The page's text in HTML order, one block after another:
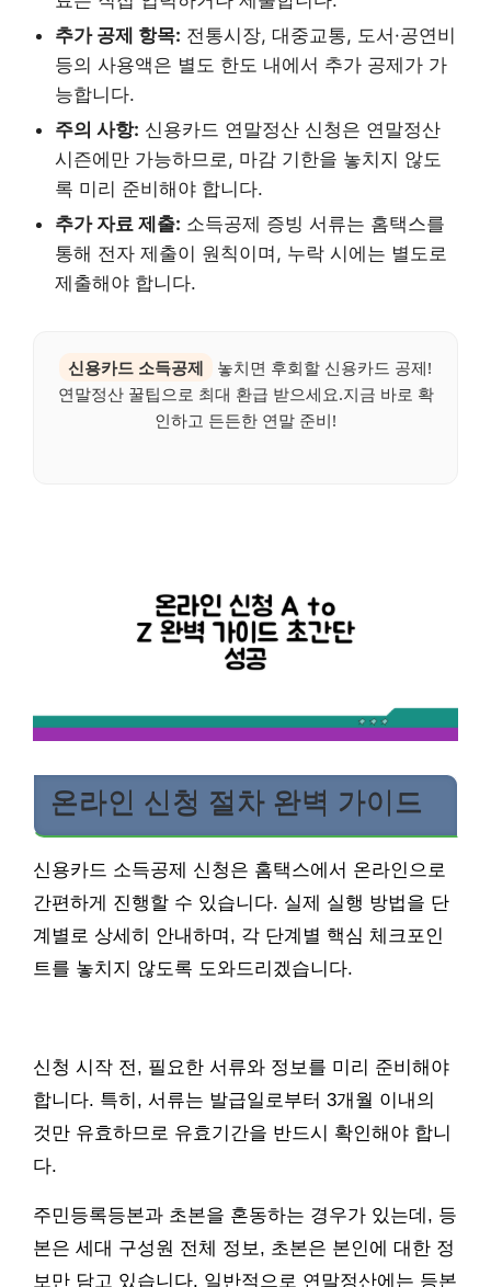
추가 공제 항목: 전통시장, 대중교통, 도서·공연비
등의 사용액은 별도 한도 내에서 추가 공제가 가
능합니다.
주의 사항: 신용카드 연말정산 신청은 연말정산
시즌에만 가능하므로, 마감 기한을 놓치지 않도
록 미리 준비해야 합니다.
추가 자료 제출: 소득공제 증빙 서류는 홈택스를
통해 전자 제출이 원칙이며, 누락 시에는 별도로
제출해야 합니다.
신용카드 소득공제
놓치면 후회할 신용카드 공제!
연말정산 꿀팁으로 최대 환급 받으세요.지금 바로 확
인하고 든든한 연말 준비!
온라인 신청 절차 완벽 가이드
신용카드 소득공제 신청은 홈택스에서 온라인으로
간편하게 진행할 수 있습니다. 실제 실행 방법을 단
계별로 상세히 안내하며, 각 단계별 핵심 체크포인
트를 놓치지 않도록 도와드리겠습니다.
신청 시작 전, 필요한 서류와 정보를 미리 준비해야
합니다. 특히, 서류는 발급일로부터 3개월 이내의
것만 유효하므로 유효기간을 반드시 확인해야 합니
다.
주민등록등본과 초본을 혼동하는 경우가 있는데, 등
본은 세대 구성원 전체 정보, 초본은 본인에 대한 정
보만 담고 있습니다. 일반적으로 연말정산에는 등본